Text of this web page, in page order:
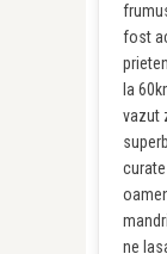
fost
la
vazut
ne